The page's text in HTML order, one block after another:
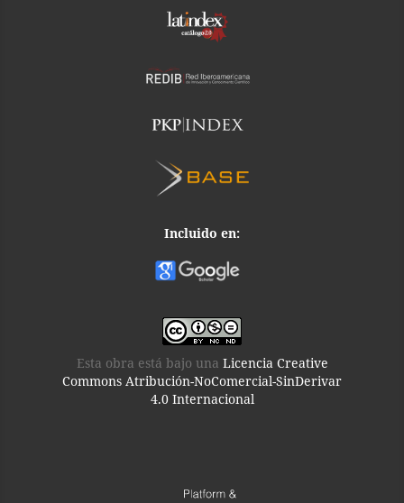
Incluido en:
Esta obra está bajo una Licencia Creative
Commons Atribución-NoComercial-SinDerivar
4.0 Internacional